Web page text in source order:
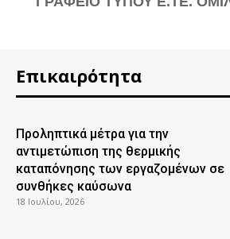
Επικαιρότητα
Προληπτικά μέτρα για την
αντιμετώπιση της θερμικής
καταπόνησης των εργαζομένων σε
συνθήκες καύσωνα
18 Ιουλίου, 2026